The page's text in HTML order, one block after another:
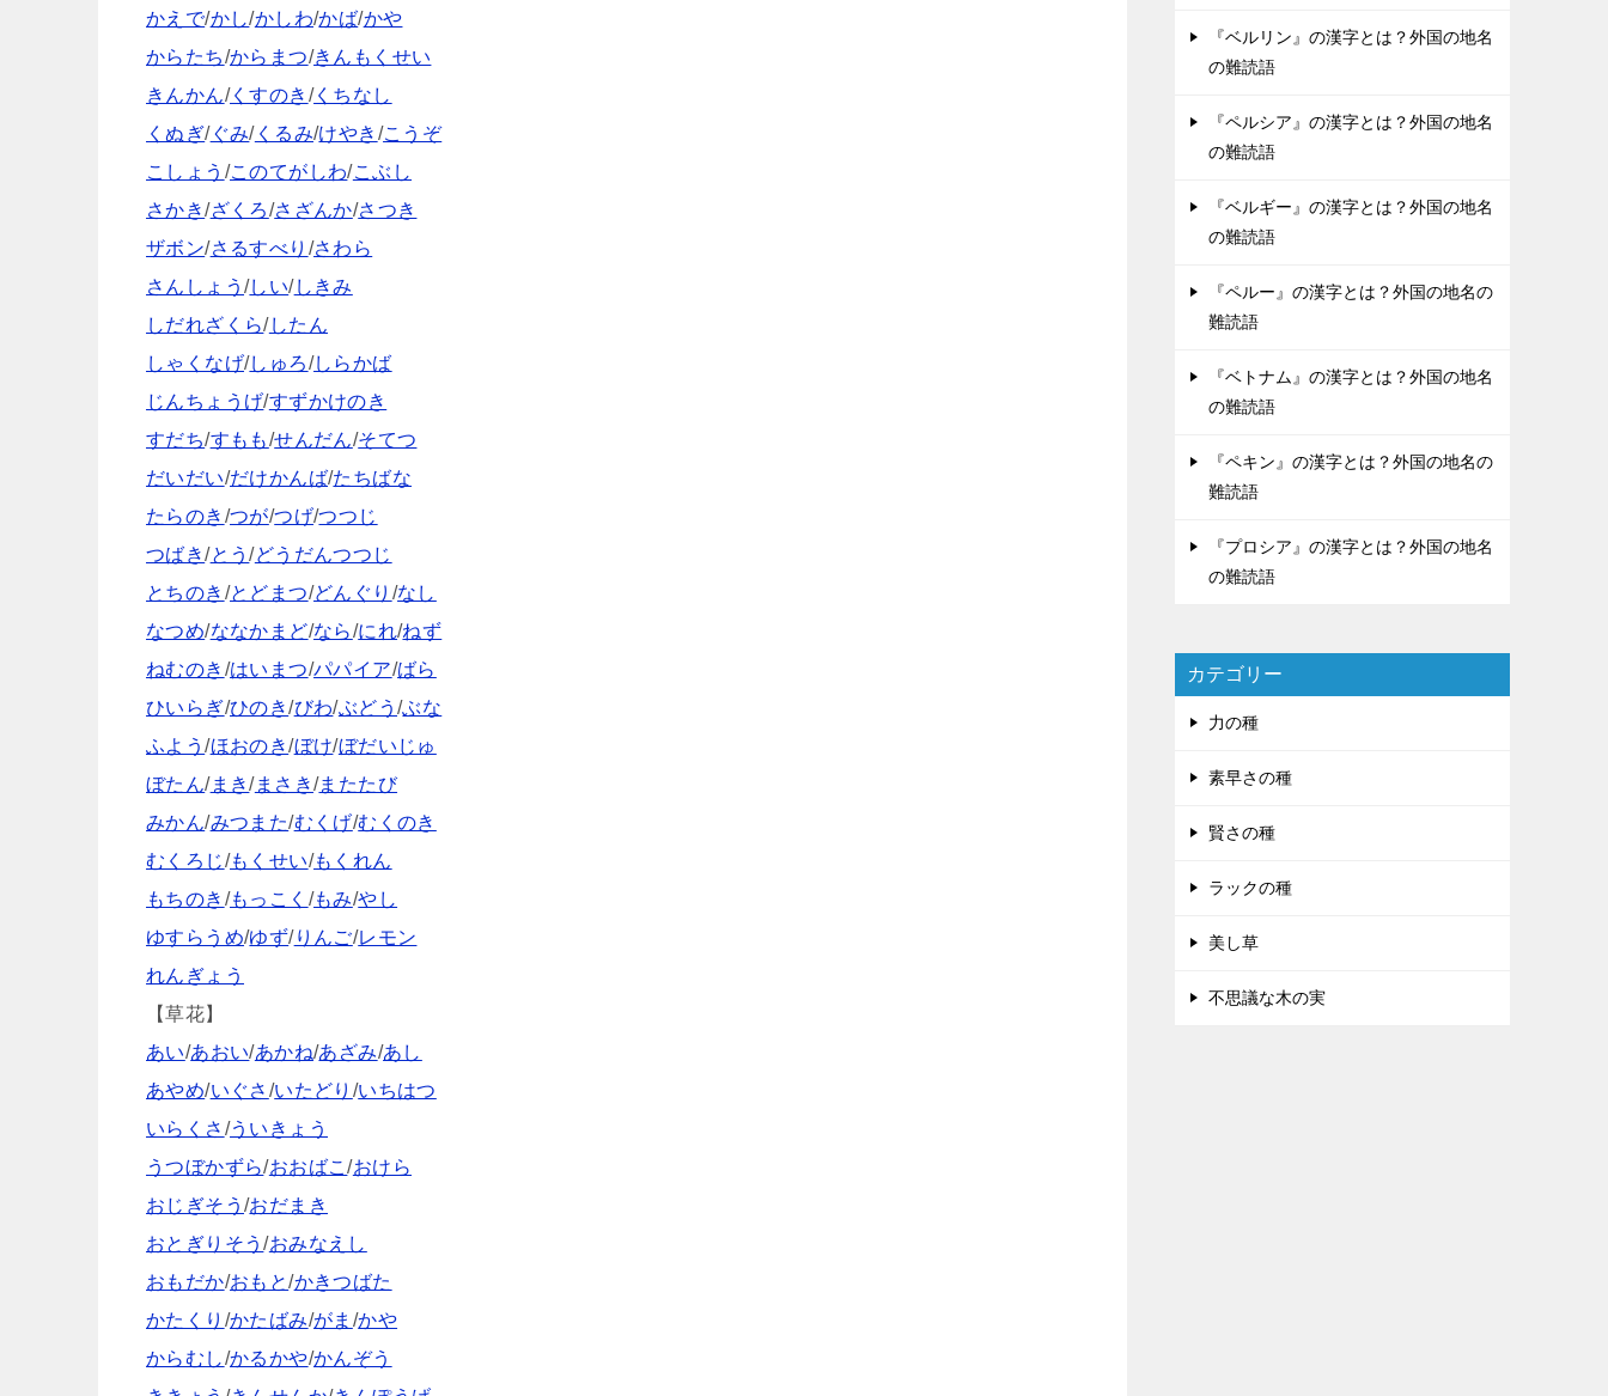
かえで/かし/かしわ/かば/かや
からたち/からまつ/きんもくせい
きんかん/くすのき /くちなし
くぬぎ/ぐみ/くるみ/けやき /こうぞ
こしょう /このてがしわ/こぶし
さかき/ざくろ/さざんか/さつき
ザボン/さるすべり /さわら
さんしょう /しい/しきみ
しだれざくら/したん
しゃくなげ/しゅろ/しらかば
じんちょうげ/すずかけのき
すだち/すもも/せんだん/そてつ
だいだい/だけかんば/たちばな
たらのき /つが/つげ/つつじ
つばき/とう/どうだんつつじ
とちのき /とどまつ/どんぐり /なし
なつめ/ななかまど/なら/にれ/ねず
ねむのき /はいまつ/パパイア/ばら
ひいらぎ/ひのき/びわ/ぶどう/ぶな
ふよう/ほおのき/ぼけ/ぼだいじゅ
ぼたん/まき/まさき/またたび
みかん/みつまた/むくげ/むくのき
むくろじ/もくせい/もくれん
もちのき /もっこく /もみ/やし
ゆすらうめ/ゆず/りんご/レモン
れんぎょう
【草花】
あい/あおい/あかね/あざみ/あし
あやめ/いぐさ /いたどり /いちはつ
いらくさ /ういきょう
うつぼかずら/おおばこ/おけら
おじぎそう /おだまき
おとぎりそう/おみなえし
おもだか/おもと/かきつばた
かたくり /かたばみ/がま /かや
からむし/かるかや/かんぞう
『ベルリン』の漢字とは？外国の地名
の難読語
『ペルシア』の漢字とは？外国の地名
の難読語
『ベルギー』の漢字とは？外国の地名
の難読語
『ペルー』の漢字とは？外国の地名の
難読語
『ベトナム』の漢字とは？外国の地名
の難読語
『ペキン』の漢字とは？外国の地名の
難読語
『プロシア』の漢字とは？外国の地名
の難読語
カテゴリー
力の種
素早さの種
賢さの種
ラックの種
美し草
不思議な木の実